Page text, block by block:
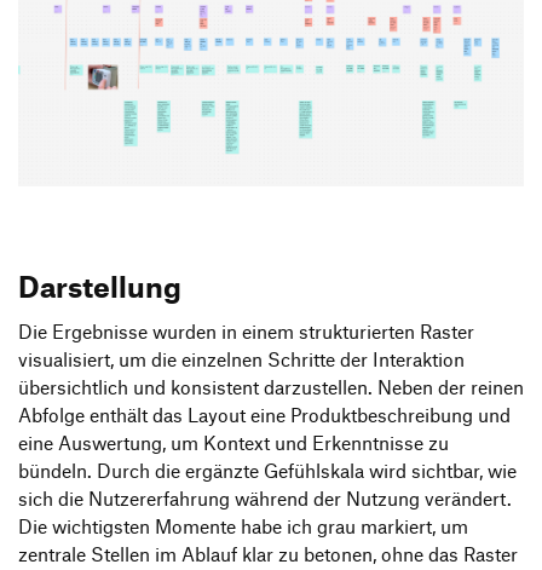
Darstellung
Die Ergebnisse wurden in einem strukturierten Raster
visualisiert, um die einzelnen Schritte der Interaktion
übersichtlich und konsistent darzustellen. Neben der reinen
Abfolge enthält das Layout eine Produktbeschreibung und
eine Auswertung, um Kontext und Erkenntnisse zu
bündeln. Durch die ergänzte Gefühlskala wird sichtbar, wie
sich die Nutzererfahrung während der Nutzung verändert.
Die wichtigsten Momente habe ich grau markiert, um
zentrale Stellen im Ablauf klar zu betonen, ohne das Raster